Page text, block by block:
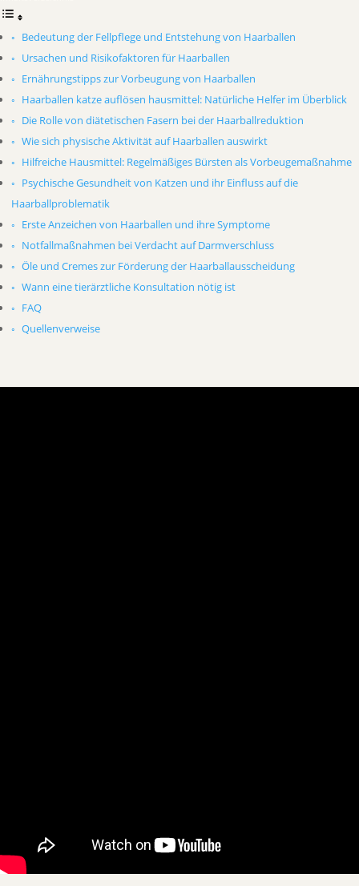
Bedeutung der Fellpflege und Entstehung von Haarballen
Ursachen und Risikofaktoren für Haarballen
Ernährungstipps zur Vorbeugung von Haarballen
Haarballen katze auflösen hausmittel: Natürliche Helfer im Überblick
Die Rolle von diätetischen Fasern bei der Haarballreduktion
Wie sich physische Aktivität auf Haarballen auswirkt
Hilfreiche Hausmittel: Regelmäßiges Bürsten als Vorbeugemaßnahme
Psychische Gesundheit von Katzen und ihr Einfluss auf die
Haarballproblematik
Erste Anzeichen von Haarballen und ihre Symptome
Notfallmaßnahmen bei Verdacht auf Darmverschluss
Öle und Cremes zur Förderung der Haarballausscheidung
Wann eine tierärztliche Konsultation nötig ist
FAQ
Quellenverweise